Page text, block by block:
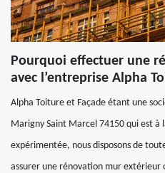
Pourquoi effectuer une
avec l’entreprise Alpha
Alpha Toiture et Façade étant une
Marigny Saint Marcel 74150 qui est à
expérimentée, nous disposons de
assurer une rénovation mur extérieur